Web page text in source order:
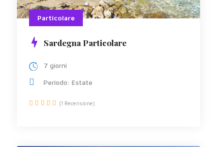
Particolare
Sardegna Particolare
7 giorni
Periodo: Estate
(1 Recensione)